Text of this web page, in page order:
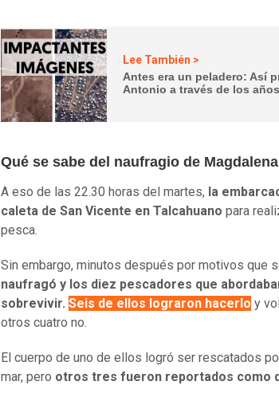
Lee También >
Antes era un peladero: Así
Antonio a través de los
Qué se sabe del naufragio de
A eso de las 22.30 horas del martes, la
caleta de San Vicente en Talcahuano para
pesca.
Sin embargo, minutos después por motivos que
naufragó y los diez pescadores que
sobrevivir. Seis de ellos lograron hacerlo y
otros cuatro no.
El cuerpo de uno de ellos logró ser rescatados
mar, pero otros tres fueron reportados como